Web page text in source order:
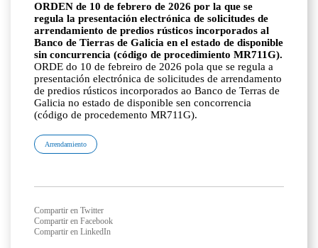
ORDEN de 10 de febrero de 2026 por la que se
regula la presentación electrónica de solicitudes de
arrendamiento de predios rústicos incorporados al
Banco de Tierras de Galicia en el estado de disponible
sin concurrencia (código de procedimiento MR711G).
ORDE do 10 de febreiro de 2026 pola que se regula a
presentación electrónica de solicitudes de arrendamento
de predios rústicos incorporados ao Banco de Terras de
Galicia no estado de disponible sen concorrencia
(código de procedemento MR711G).
Arrendamiento
Compartir en Twitter
Compartir en Facebook
Compartir en LinkedIn